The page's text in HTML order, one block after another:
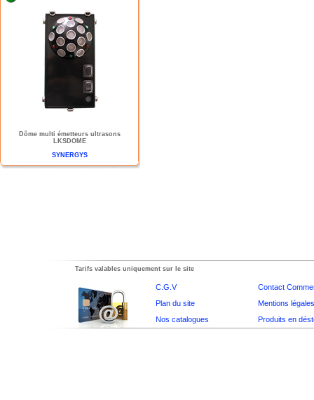
Dôme multi émetteurs ultrasons
LKSDOME
SYNERGYS
Tarifs valables uniquement sur le site
C.G.V
Contact
Plan du site
Mentions
Nos catalogues
Produits en